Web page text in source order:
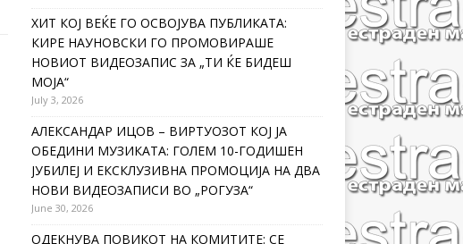
ХИТ КОЈ ВЕЌЕ ГО ОСВОЈУВА ПУБЛИКАТА:
КИРЕ НАУНОВСКИ ГО ПРОМОВИРАШЕ
НОВИОТ ВИДЕОЗАПИС ЗА „ТИ ЌЕ БИДЕШ
МОЈА“
July 3, 2026
АЛЕКСАНДАР ИЦОВ – ВИРТУОЗОТ КОЈ ЈА
ОБЕДИНИ МУЗИКАТА: ГОЛЕМ 10-ГОДИШЕН
ЈУБИЛЕЈ И ЕКСКЛУЗИВНА ПРОМОЦИЈА НА ДВА
НОВИ ВИДЕОЗАПИСИ ВО „РОГУЗА“
June 30, 2026
ОДЕКНУВА ПОВИКОТ НА КОМИТИТЕ: СЕ